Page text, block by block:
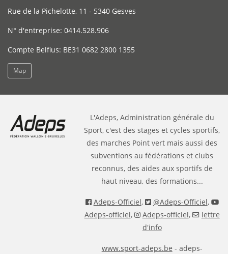
Rue de la Pichelotte, 11 - 5340 Gesves
N° d'entreprise: 0414.528.906
Compte Belfius: BE31 0682 2800 1355
Map
L'Adeps, Administration générale du
Sport, c'est des stages et cycles sportifs,
des marches Point vert mais aussi des
subventions au fédérations et clubs
reconnus, des aides aux sportifs de
haut niveau, des formations...
Adeps-Officiel, @Adeps-Officiel,
Adeps-officiel, Adeps-officiel,
lettre
d'info
www.sport-adeps.be - adeps-